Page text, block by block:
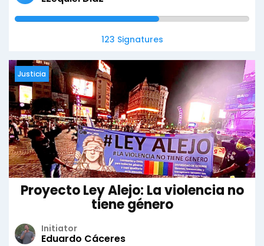
123 Signatures
Justicia
Proyecto Ley Alejo: La violencia no
tiene género
Initiator
Eduardo Cáceres